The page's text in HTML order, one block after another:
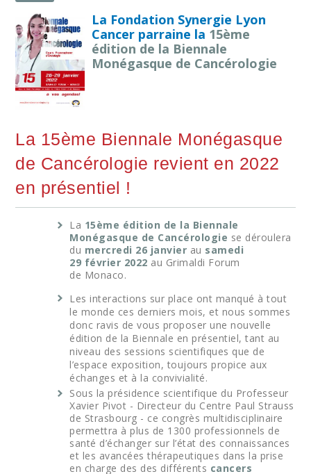
La Fondation Synergie Lyon
Cancer parraine la 15ème
édition de la Biennale
Monégasque de Cancérologie
La 15ème Biennale Monégasque
de Cancérologie revient en 2022
en présentiel !
La 15ème édition de la Biennale
Monégasque de Cancérologie se déroulera
du mercredi 26 janvier au samedi
29 février 2022 au Grimaldi Forum
de Monaco.
Les interactions sur place ont manqué à tout
le monde ces derniers mois, et nous sommes
donc ravis de vous proposer une nouvelle
édition de la Biennale en présentiel, tant au
niveau des sessions scientifiques que de
l’espace exposition, toujours propice aux
échanges et à la convivialité.
Sous la présidence scientifique du Professeur
Xavier Pivot - Directeur du Centre Paul Strauss
de Strasbourg - ce congrès multidisciplinaire
permettra à plus de 1300 professionnels de
santé d’échanger sur l’état des connaissances
et les avancées thérapeutiques dans la prise
en charge des des différents cancers